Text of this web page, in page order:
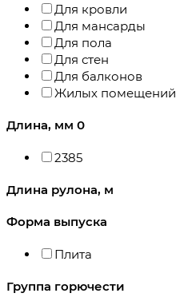
Для кровли
Для мансарды
Для пола
Для стен
Для балконов
Жилых помещений
Длина, мм 0
2385
Длина рулона, м
Форма выпуска
Плита
Группа горючести